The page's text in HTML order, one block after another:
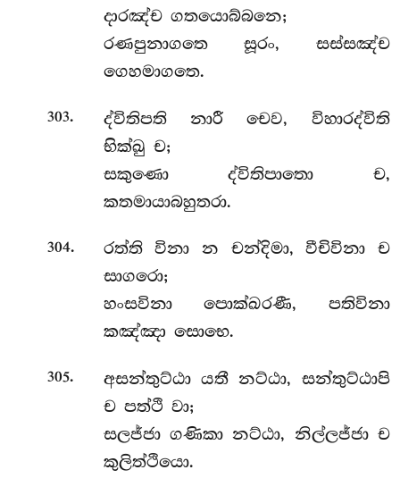
දාරඤ්ච ගතයොබ්බනෙ;
රණපුනාගතෙ සූරං, සස්සඤ්ච
ගෙහමාගතෙ.
303. ද්විතිපතිනාරී චෙව, විහාරද්විති
භික්ඛු ච;
සකුණො ද්විතිපාතො ච,
කතමායාබහුතරා.
304.
රත්ති විනා න චන්දිමා, වීචිවිනා ච
සාගරො;
හංසවිනා පොක්ඛරණී, පතිවිනා
කඤ්ඤා සොභෙ.
305. අසන්තුට්ඨායතී නට්ඨා, සන්තුට්ඨාපි
ච පත්ථි වා;
සලජ්ජා ගණිකා නට්ඨා, නිල්ලජ්ජා ච
කුලිත්ථියො.